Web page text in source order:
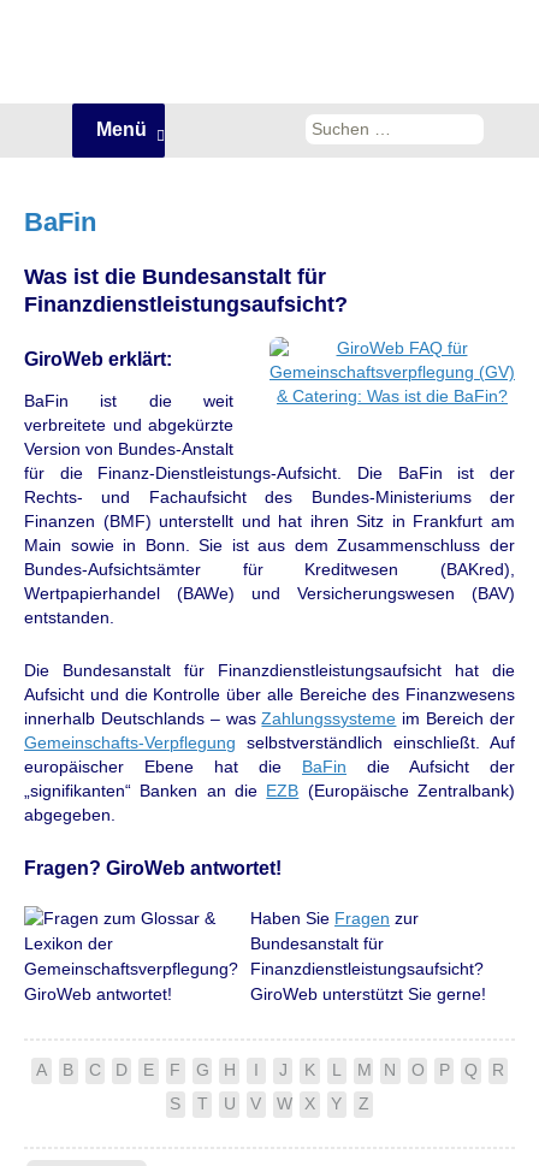
Menü
springen
Suchen
BaFin
Was ist die Bundesanstalt für
Finanzdienstleistungsaufsicht?
GiroWeb erklärt:
BaFin ist die weit
verbreitete und abgekürzte
Version von Bundes-Anstalt
für die Finanz-Dienstleistungs-Aufsicht. Die BaFin ist der
Rechts- und Fachaufsicht des Bundes-Ministeriums der
Finanzen (BMF) unterstellt und hat ihren Sitz in Frankfurt am
Main sowie in Bonn. Sie ist aus dem Zusammenschluss der
Bundes-Aufsichtsämter für Kreditwesen (BAKred),
Wertpapierhandel (BAWe) und Versicherungswesen (BAV)
entstanden.
Die Bundesanstalt für Finanzdienstleistungsaufsicht hat die
Aufsicht und die Kontrolle über alle Bereiche des Finanzwesens
innerhalb Deutschlands – wasZahlungssysteme im Bereich der
Gemeinschafts-Verpflegung selbstverständlich einschließt. Auf
europäischer Ebene hat die
BaFin die Aufsicht der
„signifikanten“ Banken an die EZB (Europäische Zentralbank)
abgegeben.
Fragen? GiroWeb antwortet!
Haben Sie Fragen zur
Bundesanstalt für
Finanzdienstleistungsaufsicht?
GiroWeb unterstützt Sie gerne!
A B C D E F G H I J K L M N O P Q
R
S
T U V W X Y Z